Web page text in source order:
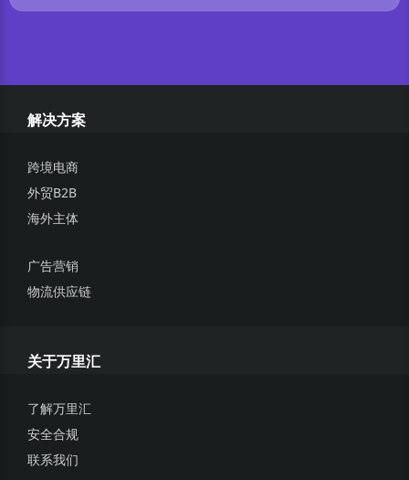
解决方案
跨境电商
外贸B2B
海外主体
广告营销
物流供应链
关于万里汇
了解万里汇
安全合规
联系我们